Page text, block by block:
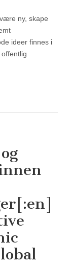
ny, skape
​​ideer finnes i